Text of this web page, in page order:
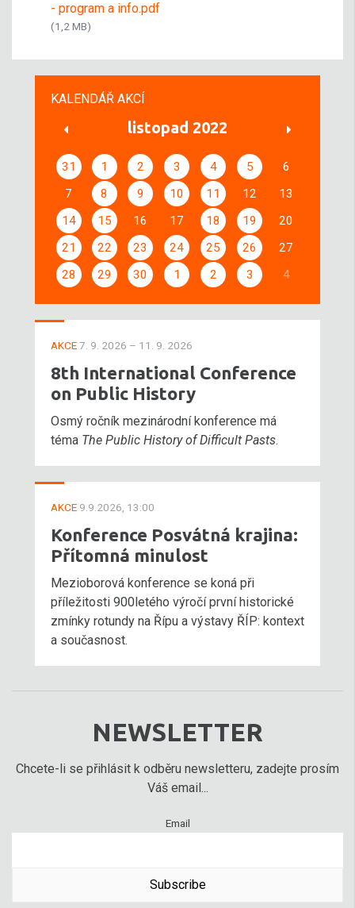
- program a info.pdf
(1,2 MB)
KALENDÁŘ AKCÍ
listopad 2022
31 1 2 3 4 5
6
7
8 9 10 11 12
13
14
15 16 17 18 19
20
21
22 23 24 25 26
27
28
29 30 1 2 3 4
AKCE7. 9. 2026 – 11. 9. 2026
8th International Conference
on Public History
Osmý ročník mezinárodní konference má
téma The Public History of Difficult Pasts.
AKCE 9.9.2026, 13:00
Konference Posvátná krajina:
Přítomná minulost
Mezioborová konference se koná při
příležitosti 900letého výročí první historické
zmínky rotundy na Řípu a výstavy ŘÍP: kontext
a současnost.
NEWSLETTER
Chcete-li se přihlásit k odběru newsletteru, zadejte prosím
Váš email...
Email
Subscribe